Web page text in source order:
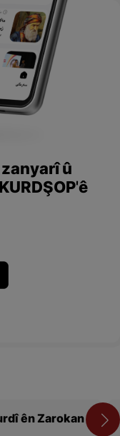
û
ên Zarokan